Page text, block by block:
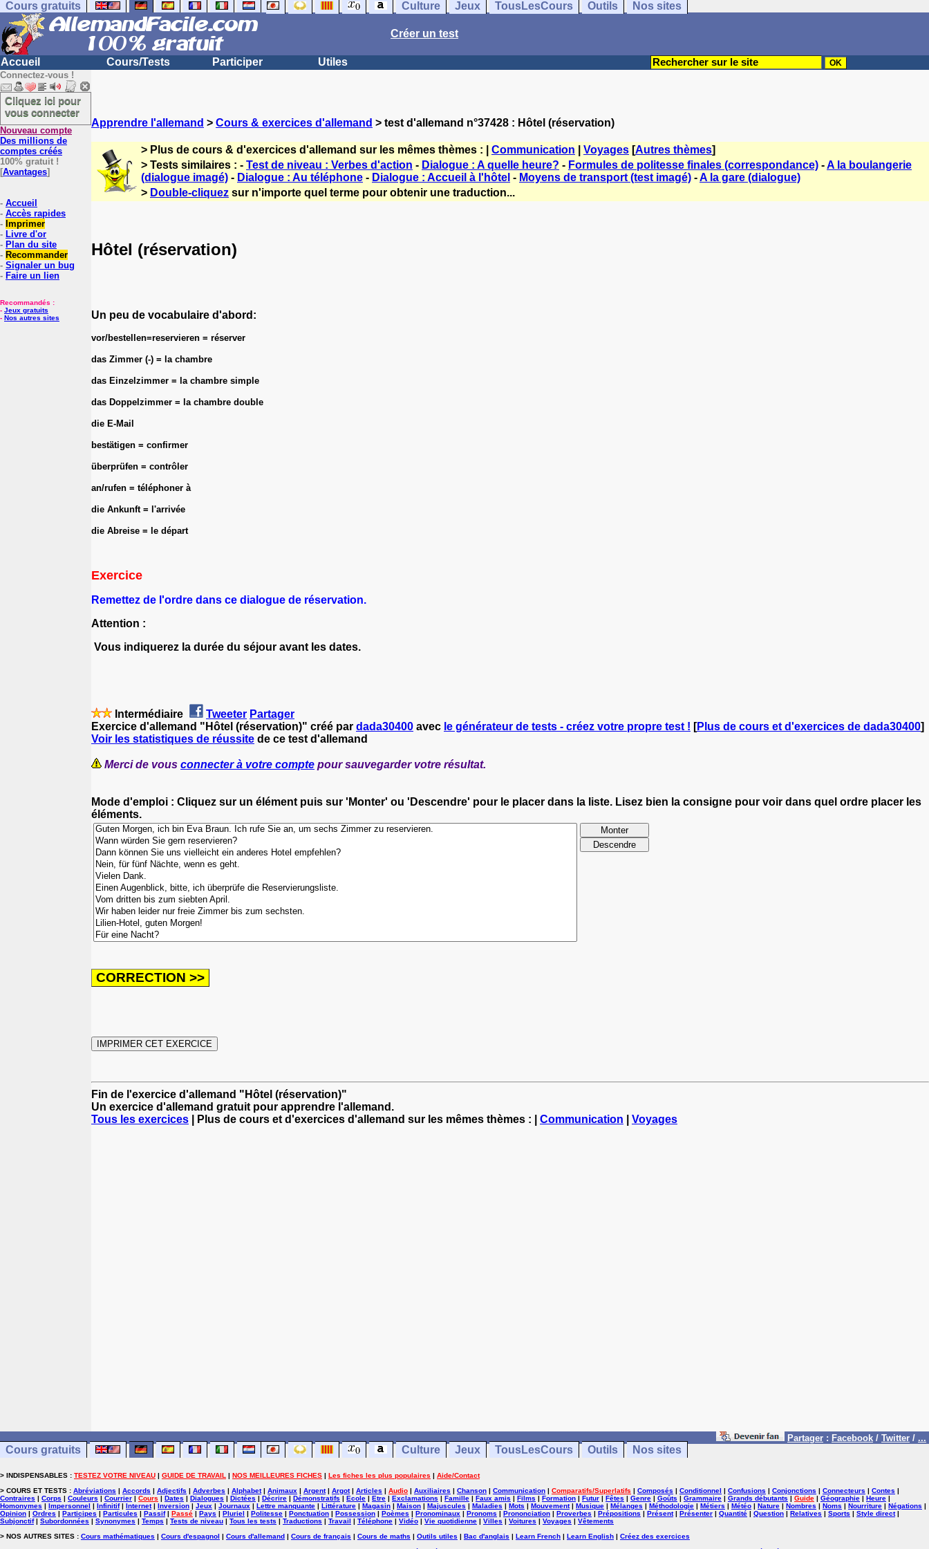
Cours gratuits Culture Jeux TousLesCours Outils Nos sites
Créer un test
Accueil Cours/Tests Participer Utiles
Connectez-vous !
Cliquez ici pour
vous connecter
Nouveau compte
Des millions de
comptes créés
100% gratuit !
[Avantages]
- Accueil
- Accès rapides
- Imprimer
- Livre d'or
- Plan du site
- Recommander
- Signaler un bug
- Faire un lien
Recommandés :
- Jeux gratuits
- Nos autres sites
Apprendre l'allemand > Cours & exercices d'allemand > test d'allemand n°37428 : Hôtel (réservation)
> Plus de cours & d'exercices d'allemand sur les mêmes thèmes : | Communication Voyages [Autres thèmes]
> Tests similaires : - Test de niveau : Verbes d'action - Dialogue : A quelle heure? - Formules de politesse finales (correspondance) -A la boulangerie
(dialogue imagé) - Dialogue : Au téléphone - Dialogue : Accueil à l'hôtel - Moyens de transport (test imagé) -A la gare (dialogue)
> Double-cliquez sur n'importe quel terme pour obtenir une traduction...
Hôtel (réservation)
Un peu de vocabulaire d'abord:
vor/bestellen=reservieren = réserver
das Zimmer (-) = la chambre
das Einzelzimmer = la chambre simple
das Doppelzimmer = la chambre double
die E-Mail
bestätigen = confirmer
überprüfen = contrôler
an/rufen = téléphoner à
die Ankunft = l'arrivée
die Abreise = le départ
Exercice
Remettez de l'ordre dans ce dialogue de réservation.
Attention :
Vous indiquerez la durée du séjour avant les dates.
Intermédiaire Tweeter Partager
Exercice d'allemand "Hôtel (réservation)" créé par dada30400 avec le générateur de tests - créez votre propre test ! [Plus de cours et d'exercices de dada30400]
Voir les statistiques de réussite de ce test d'allemand
Merci de vous connecter à votre compte pour sauvegarder votre résultat.
Mode d'emploi : Cliquez sur un élément puis sur 'Monter' ou 'Descendre' pour le placer dans la liste. Lisez bien la consigne pour voir dans quel ordre placer les
éléments.
Fin de l'exercice d'allemand "Hôtel (réservation)"
Un exercice d'allemand gratuit pour apprendre l'allemand.
Tous les exercices | Plus de cours et d'exercices d'allemand sur les mêmes thèmes : | Communication Voyages
Partager : Facebook / Twitter / ...
Cours gratuits Culture Jeux TousLesCours Outils Nos sites
> INDISPENSABLES : TESTEZ VOTRE NIVEAU | GUIDE DE TRAVAIL | NOS MEILLEURES FICHES | Les fiches les plus populaires | Aide/Contact
> COURS ET TESTS : Abréviations | Accords | Adjectifs | Adverbes | Alphabet| Animaux | Argent| Argot| Articles | Audio | Auxiliaires | Chanson | Communication | Comparatifs/Superlatifs | Composés | Conditionnel | Confusions | Conjonctions | Connecteurs | Contes |
Contraires | Corps | Couleurs | Courrier | Cours | Dates | Dialogues | Dictées | Décrire | Démonstratifs | Ecole | Etre | Exclamations | Famille | Faux amis | Films | Formation | Futur | Fêtes | Genre | Goûts | Grammaire | Grands débutants | Guide | Géographie | Heure |
Homonymes | Impersonnel | Infinitif| Internet| Inversion | Jeux | Journaux | Lettre manquante | Littérature | Magasin | Maison | Majuscules | Maladies | Mots | Mouvement| Musique | Mélanges | Méthodologie | Métiers | Météo | Nature | Nombres | Noms | Nourriture | Négations |
Opinion | Ordres | Participes | Particules | Passif| Passé | Pays | Pluriel | Politesse | Ponctuation | Possession | Poèmes | Pronominaux | Pronoms | Prononciation | Proverbes | Prépositions | Présent| Présenter | Quantité | Question | Relatives | Sports | Style direct|
Subjonctif| Subordonnées | Synonymes | Temps | Tests de niveau | Tous les tests | Traductions | Travail | Téléphone | Vidéo | Vie quotidienne | Villes | Voitures | Voyages | Vêtements
> NOS AUTRES SITES : Cours mathématiques | Cours d'espagnol | Cours d'allemand | Cours de français | Cours de maths | Outils utiles | Bac d'anglais | Learn French | Learn English | Créez des exercices